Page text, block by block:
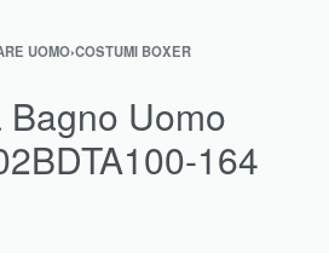
UOMO›COSTUMI BOXER
Uomo
164